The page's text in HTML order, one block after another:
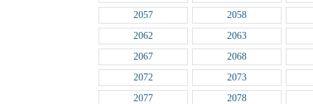
2057
2058
2062
2063
2067
2068
2072
2073
2077
2078